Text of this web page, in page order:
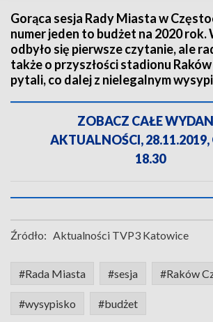
Gorąca sesja Rady Miasta w
numer jeden to budżet na 2020
odbyło się pierwsze czytanie, ale
także o przyszłości stadionu
pytali, co dalej z nielegalnym
ZOBACZ CAŁE
AKTUALNOŚCI, 28.11.2019,
18.30
Źródło: Aktualności TVP3 Katowice
#Rada Miasta #sesja #Raków
#wysypisko #budżet